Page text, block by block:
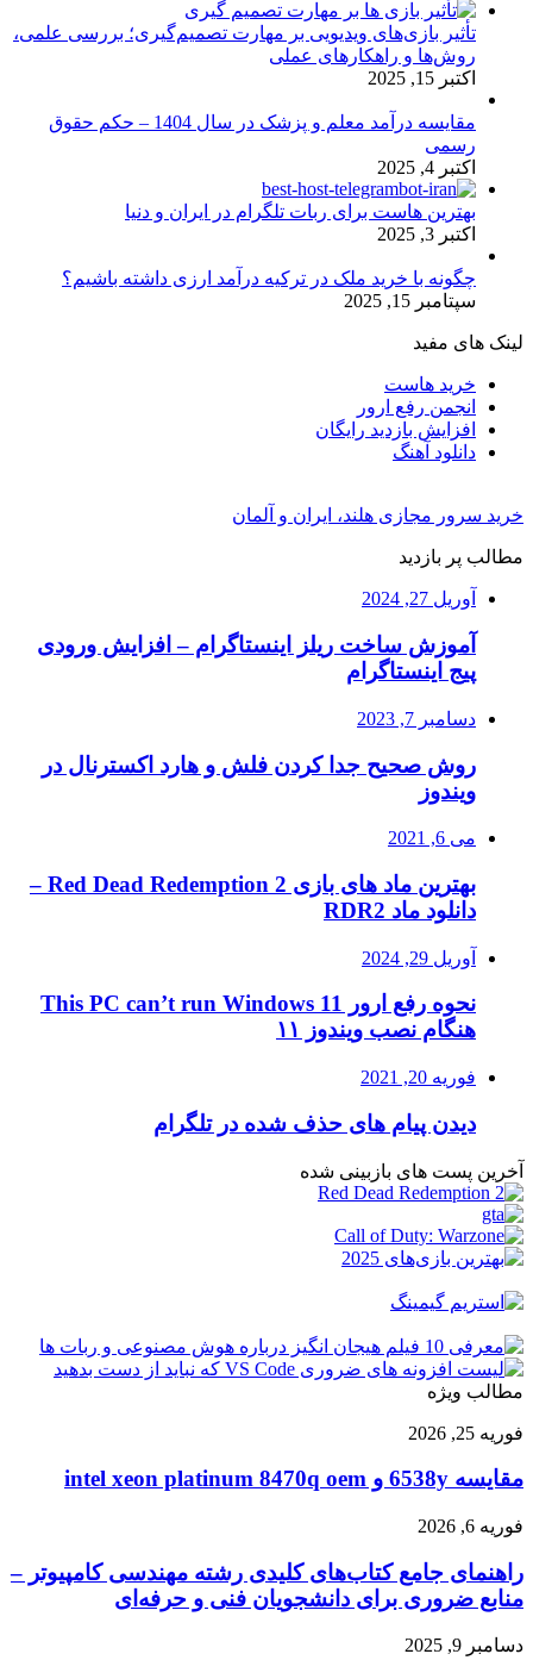
تأثیر بازی‌های ویدیویی بر مهارت تصمیم‌گیری؛ بررسی علمی،
روش‌ها و راهکارهای عملی
اکتبر 15, 2025
مقایسه درآمد معلم و پزشک در سال 1404 – حکم حقوق
رسمی
اکتبر 4, 2025
بهترین هاست برای ربات تلگرام در ایران و دنیا
اکتبر 3, 2025
چگونه با خرید ملک در ترکیه درآمد ارزی داشته باشیم؟
سپتامبر 15, 2025
لینک های مفید
خرید هاست
انجمن رفع ارور
افزایش بازدید رایگان
دانلود آهنگ
خرید سرور مجازی هلند، ایران و آلمان
مطالب پر بازدید
آوریل 27, 2024
آموزش ساخت ریلز اینستاگرام – افزایش ورودی
پیج اینستاگرام
دسامبر 7, 2023
روش صحیح جدا کردن فلش و هارد اکسترنال در
ویندوز
می 6, 2021
بهترین ماد های بازی Red Dead Redemption 2 –
دانلود ماد RDR2
آوریل 29, 2024
نحوه رفع ارور This PC can’t run Windows 11
هنگام نصب ویندوز ۱۱
فوریه 20, 2021
دیدن پیام های حذف شده در تلگرام
آخرین پست های بازبینی شده
مطالب ویژه
مقایسه
و
xeon
platinum
8470q
oem
فوریه 25, 2026
مقایسه 6538y و intel xeon platinum 8470q oem
راهنمای
کتاب‌های
کلیدی
رشته
مهندسی
کامپیوتر
فوریه 6, 2026
راهنمای جامع کتاب‌های کلیدی رشته مهندسی کامپیوتر –
منابع ضروری برای دانشجویان فنی و حرفه‌ای
راهنمای
دسامبر 9, 2025